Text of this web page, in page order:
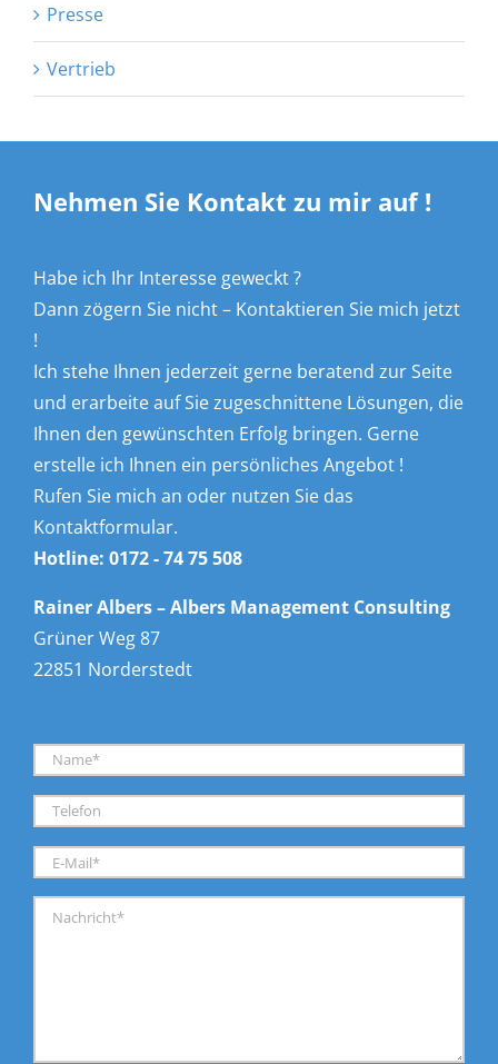
Presse
Vertrieb
Nehmen Sie Kontakt zu mir auf !
Habe ich Ihr Interesse geweckt ?
Dann zögern Sie nicht – Kontaktieren Sie mich jetzt
!
Ich stehe Ihnen jederzeit gerne beratend zur Seite
und erarbeite auf Sie zugeschnittene Lösungen, die
Ihnen den gewünschten Erfolg bringen. Gerne
erstelle ich Ihnen ein persönliches Angebot !
Rufen Sie mich an oder nutzen Sie das
Kontaktformular.
Hotline: 0172 - 74 75 508
Rainer Albers – Albers Management Consulting
Grüner Weg 87
22851 Norderstedt